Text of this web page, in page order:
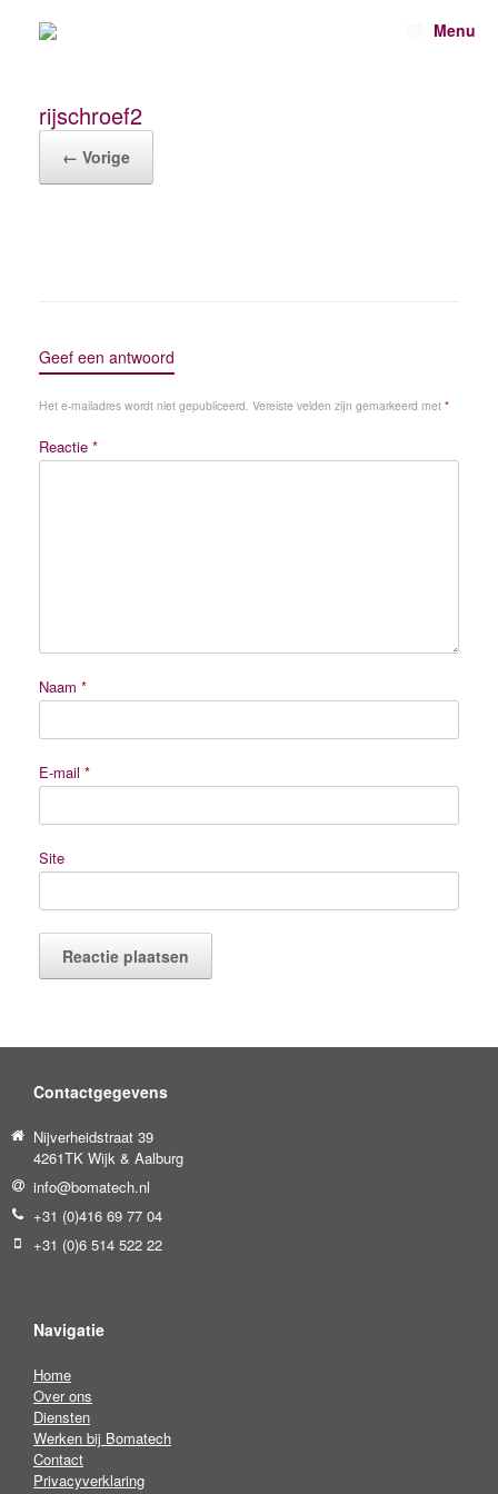
Menu
rijschroef2
← Vorige
Geef een antwoord
Het e-mailadres wordt niet gepubliceerd. Vereiste velden zijn gemarkeerd met *
Reactie *
Naam *
E-mail *
Site
Contactgegevens
Nijverheidstraat 39
4261TK Wijk & Aalburg
info@bomatech.nl
+31 (0)416 69 77 04
+31 (0)6 514 522 22
Navigatie
Home
Over ons
Diensten
Werken bij Bomatech
Contact
Privacyverklaring